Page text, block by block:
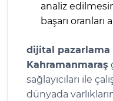
analiz
başarı oranları
dijital pazarlama
Kahramanmaraş
sağlayıcıları ile
dünyada